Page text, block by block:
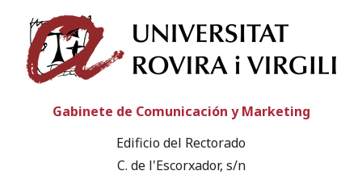
Gabinete de Comunicación y Marketing
Edificio del Rectorado
C. de l'Escorxador, s/n